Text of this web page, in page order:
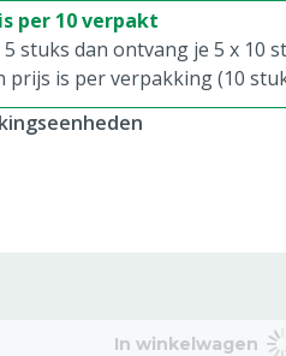
per 10 verpakt
stuks dan ontvang je 5 x 10
prijs is per verpakking (10
In winkelwagen